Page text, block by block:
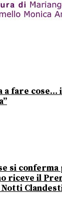
a fare cose…
si
riceve il